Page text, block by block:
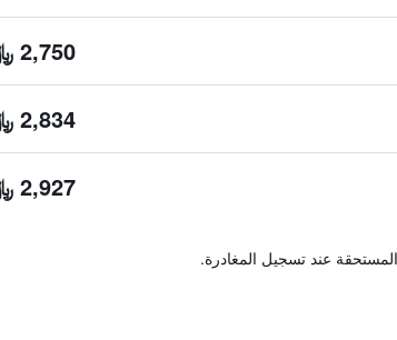
2,750 ﷼
2,834 ﷼
2,927 ﷼
عند تسجيل المغادرة.